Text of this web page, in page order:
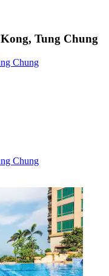
Tung Chung
Chung
Chung